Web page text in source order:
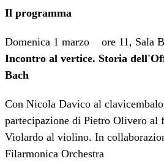
Il programma
Domenica 1 marzo ore 11, Sala
Incontro al vertice. Storia
Bach
Con Nicola Davico al
partecipazione di Pietro Olivero al
Violardo al violino. In
Filarmonica Orchestra